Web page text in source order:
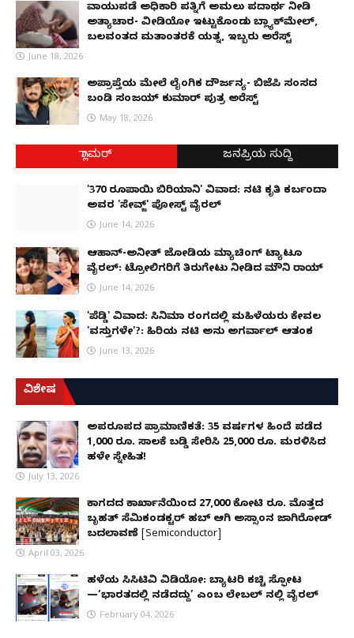
ವಾಯುಪಡೆ ಅಧಿಕಾರಿ ಪತ್ನಿಗೆ ಅಮಲು ಪದಾರ್ಥ ನೀಡಿ
ಅತ್ಯಾಚಾರ- ವೀಡಿಯೋ ಇಟ್ಟುಕೊಂಡು ಬ್ಲ್ಯಾಕ್‌ಮೇಲ್,
ಬಲವಂತದ ಮತಾಂತರಕ್ಕೆ ಯತ್ನ, ಇಬ್ಬರು ಅರೆಸ್ಟ್
June 18, 2026
ಅಪ್ರಾಪ್ತೆಯ ಮೇಲೆ ಲೈಂಗಿಕ ದೌರ್ಜನ್ಯ- ಬಿಜೆಪಿ ಸಂಸದ
ಬಂಡಿ ಸಂಜಯ್ ಕುಮಾರ್ ಪುತ್ರ ಅರೆಸ್ಟ್
May 18, 2026
ಗ್ಲಾಮರ್ ಜನಪ್ರಿಯ ಸುದ್ದಿ
'370 ರೂಪಾಯಿ ಬಿರಿಯಾನಿ' ವಿವಾದ: ನಟಿ ಕೃತಿ ಕರ್ಬಂದಾ
ಅವರ 'ಸೇವ್ಜ್' ಪೋಸ್ಟ್ ವೈರಲ್
June 14, 2026
ಆಹಾನ್-ಅನೀತ್ ಜೋಡಿಯ ಮ್ಯಾಚಿಂಗ್ ಟ್ಯಾಟೂ
ವೈರಲ್: ಟ್ರೋಲಿಗರಿಗೆ ತಿರುಗೇಟು ನೀಡಿದ ಮೌನಿ ರಾಯ್
June 14, 2026
'ಪೆಡ್ಡಿ' ವಿವಾದ: ಸಿನಿಮಾ ರಂಗದಲ್ಲಿ ಮಹಿಳೆಯರು ಕೇವಲ
'ವಸ್ತುಗಳೇ'?: ಹಿರಿಯ ನಟಿ ಅನು ಅಗರ್ವಾಲ್ ಆತಂಕ
June 13, 2026
ವಿಶೇಷ
ಅಪರೂಪದ ಪ್ರಾಮಾಣಿಕತೆ: 35 ವರ್ಷಗಳ ಹಿಂದೆ ಪಡೆದ
1,000 ರೂ. ಸಾಲಕ್ಕೆ ಬಡ್ಡಿ ಸೇರಿಸಿ 25,000 ರೂ. ಮರಳಿಸಿದ
ಹಳೇ ಸ್ನೇಹಿತ!
July 13, 2026
ಕಾಗದದ ಕಾರ್ಖಾನೆಯಿಂದ 27,000 ಕೋಟಿ ರೂ. ಮೊತ್ತದ
ಬೃಹತ್ ಸೆಮಿಕಂಡಕ್ಟರ್ ಹಬ್ ಆಗಿ ಅಸ್ಸಾಂನ ಜಾಗಿರೋಡ್
ಬದಲಾವಣೆ [Semiconductor]
April 03, 2026
ಹಳೆಯ ಸಿಸಿಟಿವಿ ವಿಡಿಯೋ: ಬ್ಯಾಟರಿ ಕಚ್ಚಿ ಸ್ಫೋಟ
—‘ಭಾರತದಲ್ಲಿ ನಡೆದದ್ದು’ ಎಂಬ ಲೇಬಲ್ ನಲ್ಲಿ ವೈರಲ್
February 04, 2026